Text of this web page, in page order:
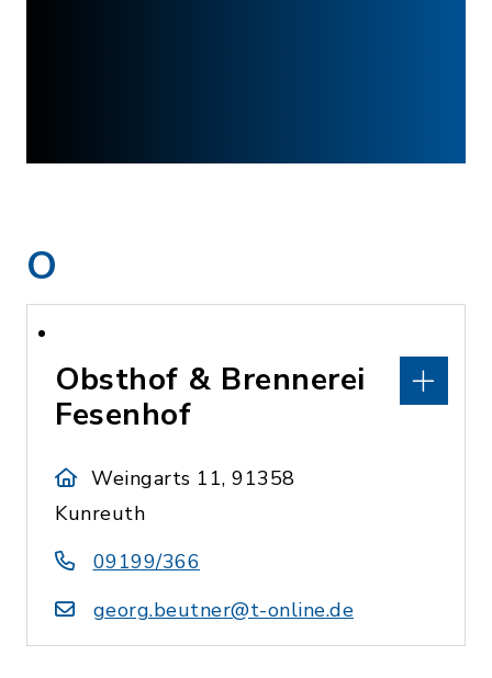
O
Obsthof & Brennerei
Fesenhof
Weingarts 11, 91358
Kunreuth
09199/366
georg.beutner@t-online.de